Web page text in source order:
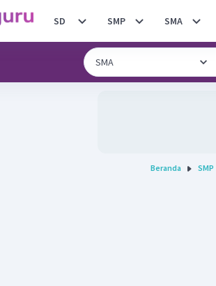
SD SMP SMA
Beranda SMP